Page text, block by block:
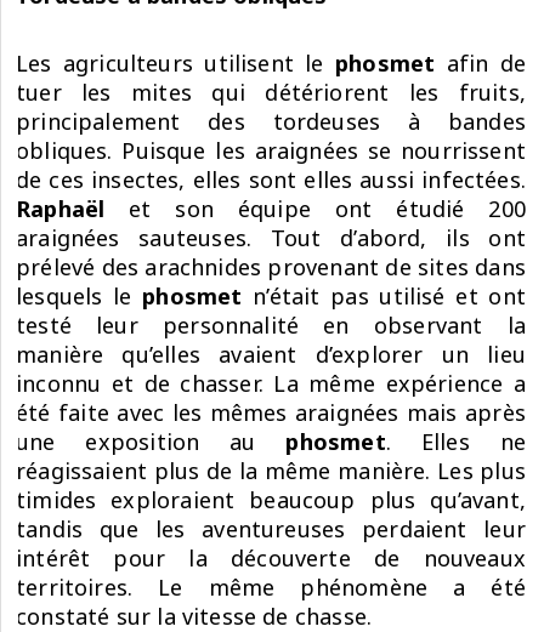
Les agriculteurs utilisent le phosmet afin de
tuer les mites qui détériorent les fruits,
principalement des tordeuses à bandes
obliques. Puisque les araignées se nourrissent
de ces insectes, elles sont elles aussi infectées.
Raphaël et son équipe ont étudié 200
araignées sauteuses. Tout d’abord, ils ont
prélevé des arachnides provenant de sites dans
lesquels le phosmet n’était pas utilisé et ont
testé leur personnalité en observant la
manière qu’elles avaient d’explorer un lieu
inconnu et de chasser. La même expérience a
été faite avec les mêmes araignées mais après
une exposition au phosmet. Elles ne
réagissaient plus de la même manière. Les plus
timides exploraient beaucoup plus qu’avant,
tandis que les aventureuses perdaient leur
intérêt pour la découverte de nouveaux
territoires. Le même phénomène a été
constaté sur la vitesse de chasse.